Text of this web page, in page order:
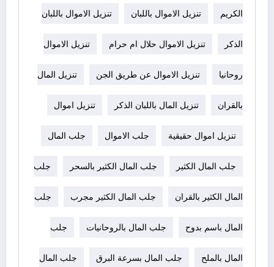
الكريم تنزيل الاموال باللبان تنزيل الاموال باللبان
الذكر تنزيل الاموال حلال ام حرام تنزيل الاموال
روحانيا تنزيل الاموال عن طريق الجن تنزيل المال
بالقران تنزيل المال باللبان الذكر تنزيل اموال
تنزيل اموال حقيقية جلب الاموال جلب المال
جلب المال الكثير جلب المال الكثير بالسحر جلب
المال الكثير بالقران جلب المال الكثير مجرب جلب
المال باسم بدوح جلب المال بالروحانيات جلب
المال بالملح جلب المال بسرعة البرق جلب المال